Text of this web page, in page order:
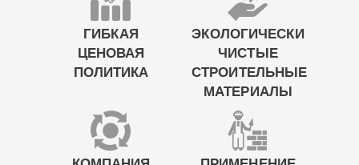
ГИБКАЯ
ЦЕНОВАЯ
ПОЛИТИКА
ЭКОЛОГИЧЕСКИ
ЧИСТЫЕ
СТРОИТЕЛЬНЫЕ
МАТЕРИАЛЫ